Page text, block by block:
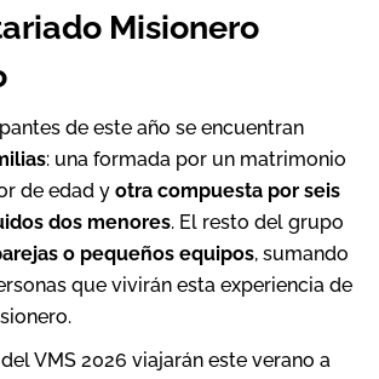
Misionero
de este año se encuentran
: una formada por un matrimonio
de edad y otra compuesta por seis
dos menores. El resto del grupo
o pequeños equipos, sumando
que vivirán esta experiencia de
VMS 2026 viajarán este verano a